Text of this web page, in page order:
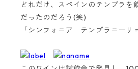
どれだけ、スペインのテンプラを
だったのだろう(笑)
「シンフォニア テンプラニーリ